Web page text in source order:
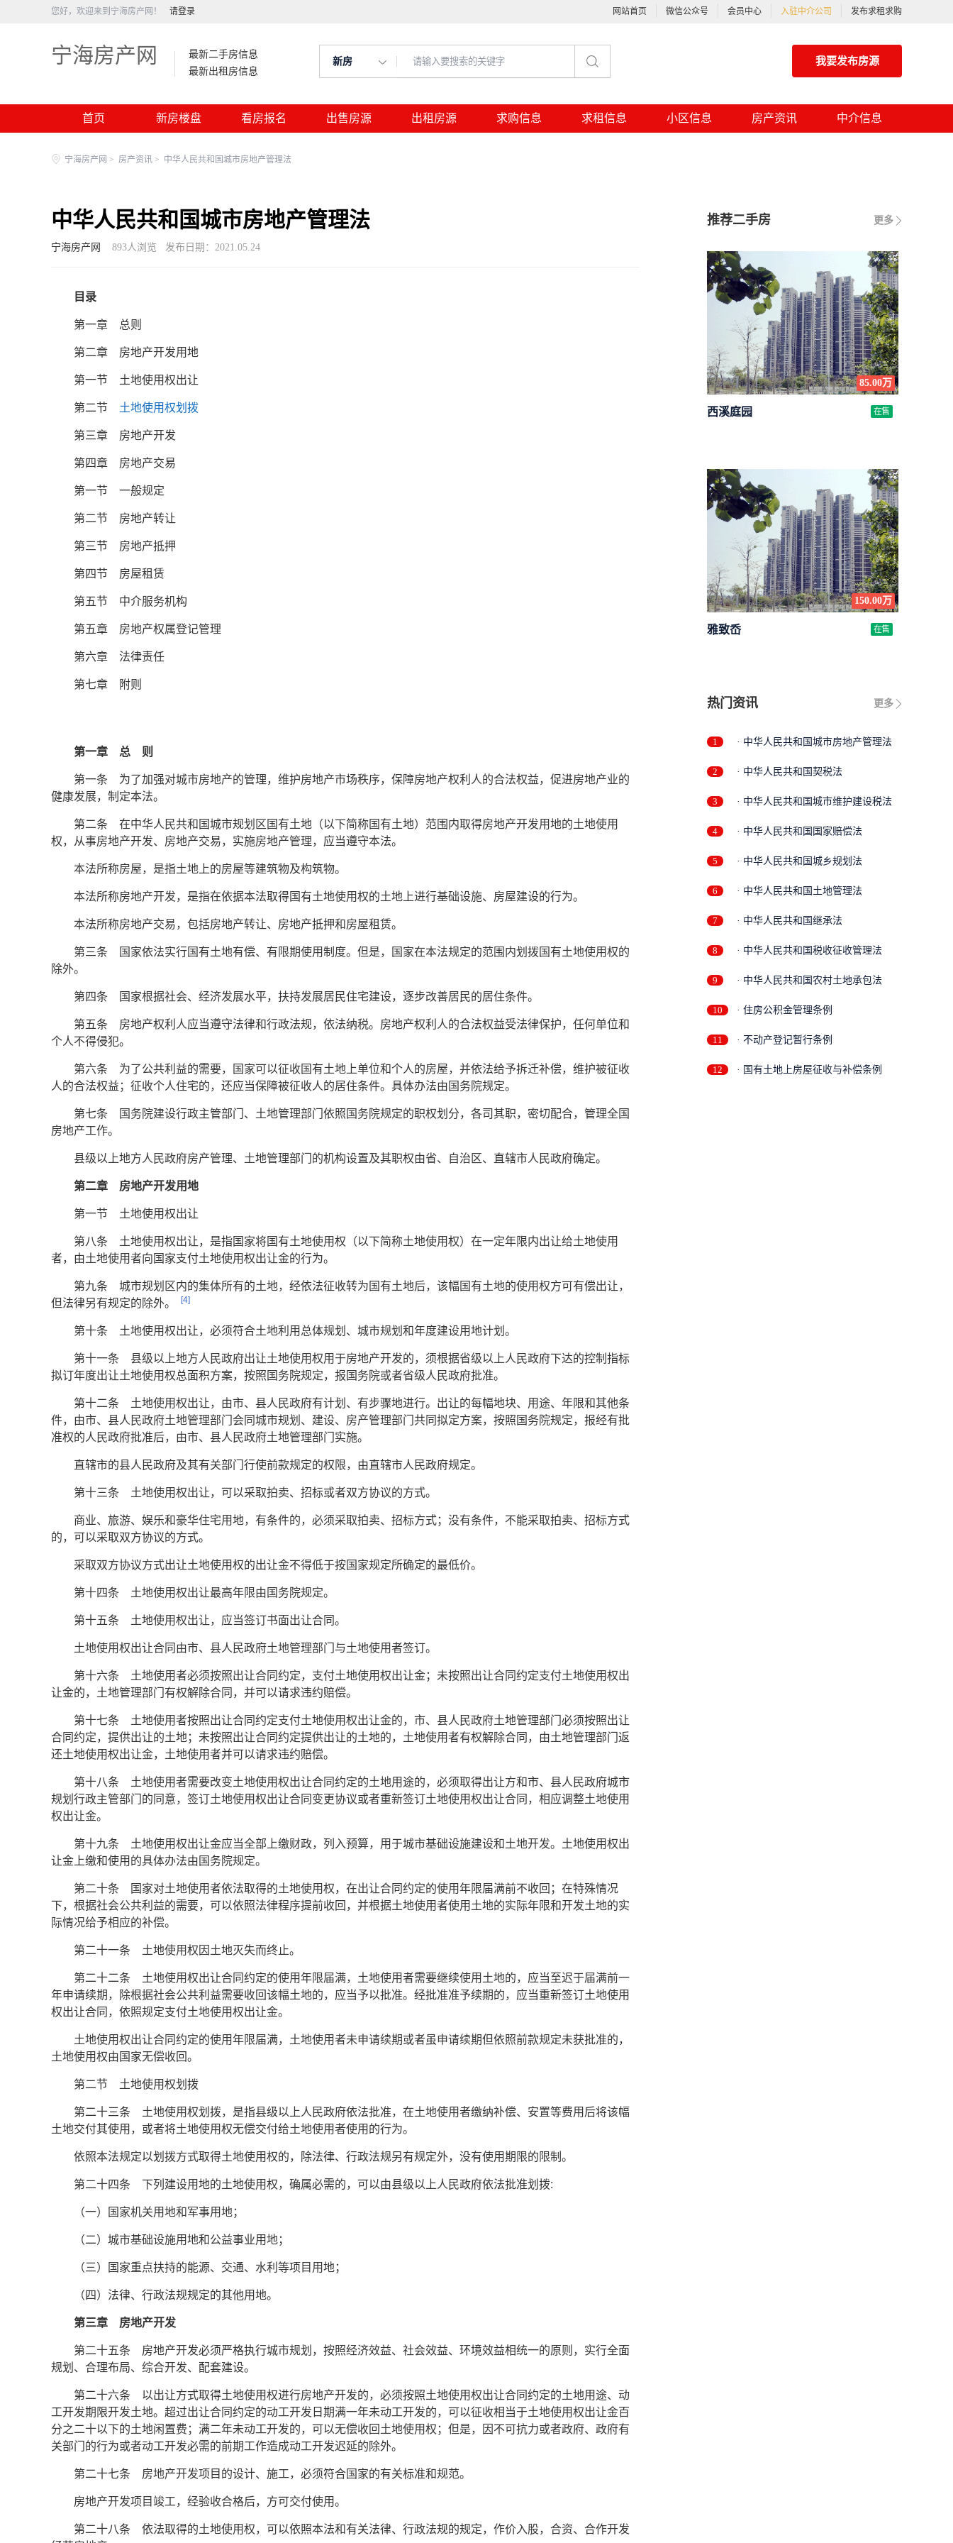
您好，欢迎来到宁海房产网！ 请登录 网站首页 微信公众号 会员中心 入驻中介公司 发布求租求购
宁海房产网
最新二手房信息
最新出租房信息
新房 我要发布房源
首页 新房楼盘 看房报名 出售房源 出租房源 求购信息 求租信息 小区信息 房产资讯 中介信息
宁海房产网 > 房产资讯 > 中华人民共和国城市房地产管理法
中华人民共和国城市房地产管理法
宁海房产网 893人浏览 发布日期：2021.05.24
目录
第一章 总则
第二章 房地产开发用地
第一节 土地使用权出让
第二节 土地使用权划拨
第三章 房地产开发
第四章 房地产交易
第一节 一般规定
第二节 房地产转让
第三节 房地产抵押
第四节 房屋租赁
第五节 中介服务机构
第五章 房地产权属登记管理
第六章 法律责任
第七章 附则
第一章 总 则
第一条 为了加强对城市房地产的管理，维护房地产市场秩序，保障房地产权利人的合法权益，促进房地产业的
健康发展，制定本法。
第二条 在中华人民共和国城市规划区国有土地（以下简称国有土地）范围内取得房地产开发用地的土地使用
权，从事房地产开发、房地产交易，实施房地产管理，应当遵守本法。
本法所称房屋，是指土地上的房屋等建筑物及构筑物。
本法所称房地产开发，是指在依据本法取得国有土地使用权的土地上进行基础设施、房屋建设的行为。
本法所称房地产交易，包括房地产转让、房地产抵押和房屋租赁。
第三条 国家依法实行国有土地有偿、有限期使用制度。但是，国家在本法规定的范围内划拨国有土地使用权的
除外。
第四条 国家根据社会、经济发展水平，扶持发展居民住宅建设，逐步改善居民的居住条件。
第五条 房地产权利人应当遵守法律和行政法规，依法纳税。房地产权利人的合法权益受法律保护，任何单位和
个人不得侵犯。
第六条 为了公共利益的需要，国家可以征收国有土地上单位和个人的房屋，并依法给予拆迁补偿，维护被征收
人的合法权益；征收个人住宅的，还应当保障被征收人的居住条件。具体办法由国务院规定。
第七条 国务院建设行政主管部门、土地管理部门依照国务院规定的职权划分，各司其职，密切配合，管理全国
房地产工作。
县级以上地方人民政府房产管理、土地管理部门的机构设置及其职权由省、自治区、直辖市人民政府确定。
第二章 房地产开发用地
第一节 土地使用权出让
第八条 土地使用权出让，是指国家将国有土地使用权（以下简称土地使用权）在一定年限内出让给土地使用
者，由土地使用者向国家支付土地使用权出让金的行为。
第九条 城市规划区内的集体所有的土地，经依法征收转为国有土地后，该幅国有土地的使用权方可有偿出让，
但法律另有规定的除外。
[4]
第十条 土地使用权出让，必须符合土地利用总体规划、城市规划和年度建设用地计划。
第十一条 县级以上地方人民政府出让土地使用权用于房地产开发的，须根据省级以上人民政府下达的控制指标
拟订年度出让土地使用权总面积方案，按照国务院规定，报国务院或者省级人民政府批准。
第十二条 土地使用权出让，由市、县人民政府有计划、有步骤地进行。出让的每幅地块、用途、年限和其他条
件，由市、县人民政府土地管理部门会同城市规划、建设、房产管理部门共同拟定方案，按照国务院规定，报经有批
准权的人民政府批准后，由市、县人民政府土地管理部门实施。
直辖市的县人民政府及其有关部门行使前款规定的权限，由直辖市人民政府规定。
第十三条 土地使用权出让，可以采取拍卖、招标或者双方协议的方式。
商业、旅游、娱乐和豪华住宅用地，有条件的，必须采取拍卖、招标方式；没有条件，不能采取拍卖、招标方式
的，可以采取双方协议的方式。
采取双方协议方式出让土地使用权的出让金不得低于按国家规定所确定的最低价。
第十四条 土地使用权出让最高年限由国务院规定。
第十五条 土地使用权出让，应当签订书面出让合同。
土地使用权出让合同由市、县人民政府土地管理部门与土地使用者签订。
第十六条 土地使用者必须按照出让合同约定，支付土地使用权出让金；未按照出让合同约定支付土地使用权出
让金的，土地管理部门有权解除合同，并可以请求违约赔偿。
第十七条 土地使用者按照出让合同约定支付土地使用权出让金的，市、县人民政府土地管理部门必须按照出让
合同约定，提供出让的土地；未按照出让合同约定提供出让的土地的，土地使用者有权解除合同，由土地管理部门返
还土地使用权出让金，土地使用者并可以请求违约赔偿。
第十八条 土地使用者需要改变土地使用权出让合同约定的土地用途的，必须取得出让方和市、县人民政府城市
规划行政主管部门的同意，签订土地使用权出让合同变更协议或者重新签订土地使用权出让合同，相应调整土地使用
权出让金。
第十九条 土地使用权出让金应当全部上缴财政，列入预算，用于城市基础设施建设和土地开发。土地使用权出
让金上缴和使用的具体办法由国务院规定。
第二十条 国家对土地使用者依法取得的土地使用权，在出让合同约定的使用年限届满前不收回；在特殊情况
下，根据社会公共利益的需要，可以依照法律程序提前收回，并根据土地使用者使用土地的实际年限和开发土地的实
际情况给予相应的补偿。
第二十一条 土地使用权因土地灭失而终止。
第二十二条 土地使用权出让合同约定的使用年限届满，土地使用者需要继续使用土地的，应当至迟于届满前一
年申请续期，除根据社会公共利益需要收回该幅土地的，应当予以批准。经批准准予续期的，应当重新签订土地使用
权出让合同，依照规定支付土地使用权出让金。
土地使用权出让合同约定的使用年限届满，土地使用者未申请续期或者虽申请续期但依照前款规定未获批准的，
土地使用权由国家无偿收回。
第二节 土地使用权划拨
第二十三条 土地使用权划拨，是指县级以上人民政府依法批准，在土地使用者缴纳补偿、安置等费用后将该幅
土地交付其使用，或者将土地使用权无偿交付给土地使用者使用的行为。
依照本法规定以划拨方式取得土地使用权的，除法律、行政法规另有规定外，没有使用期限的限制。
第二十四条 下列建设用地的土地使用权，确属必需的，可以由县级以上人民政府依法批准划拨:
（一）国家机关用地和军事用地；
（二）城市基础设施用地和公益事业用地；
（三）国家重点扶持的能源、交通、水利等项目用地；
（四）法律、行政法规规定的其他用地。
第三章 房地产开发
第二十五条 房地产开发必须严格执行城市规划，按照经济效益、社会效益、环境效益相统一的原则，实行全面
规划、合理布局、综合开发、配套建设。
第二十六条 以出让方式取得土地使用权进行房地产开发的，必须按照土地使用权出让合同约定的土地用途、动
工开发期限开发土地。超过出让合同约定的动工开发日期满一年未动工开发的，可以征收相当于土地使用权出让金百
分之二十以下的土地闲置费；满二年未动工开发的，可以无偿收回土地使用权；但是，因不可抗力或者政府、政府有
关部门的行为或者动工开发必需的前期工作造成动工开发迟延的除外。
第二十七条 房地产开发项目的设计、施工，必须符合国家的有关标准和规范。
房地产开发项目竣工，经验收合格后，方可交付使用。
第二十八条 依法取得的土地使用权，可以依照本法和有关法律、行政法规的规定，作价入股，合资、合作开发
更多
推荐二手房
85.00万
西溪庭园 在售
150.00万
雅致岙 在售
更多
热门资讯
1 · 中华人民共和国城市房地产管理法
2 · 中华人民共和国契税法
3 · 中华人民共和国城市维护建设税法
4 · 中华人民共和国国家赔偿法
5 · 中华人民共和国城乡规划法
6 · 中华人民共和国土地管理法
7 · 中华人民共和国继承法
8 · 中华人民共和国税收征收管理法
9 · 中华人民共和国农村土地承包法
10 · 住房公积金管理条例
11 · 不动产登记暂行条例
12 · 国有土地上房屋征收与补偿条例